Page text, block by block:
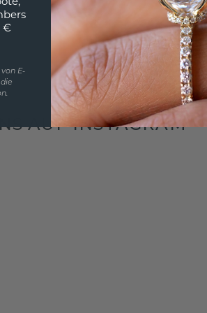
AUF INSTAGRAM
€
E-